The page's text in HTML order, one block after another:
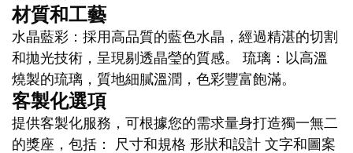
材質和工藝
水晶藍彩：採用高品質的藍色水晶，經過精湛的切割
和拋光技術，呈現剔透晶瑩的質感。 琉璃：以高溫
燒製的琉璃，質地細膩溫潤，色彩豐富飽滿。
客製化選項
提供客製化服務，可根據您的需求量身打造獨一無二
的獎座，包括： 尺寸和規格 形狀和設計 文字和圖案